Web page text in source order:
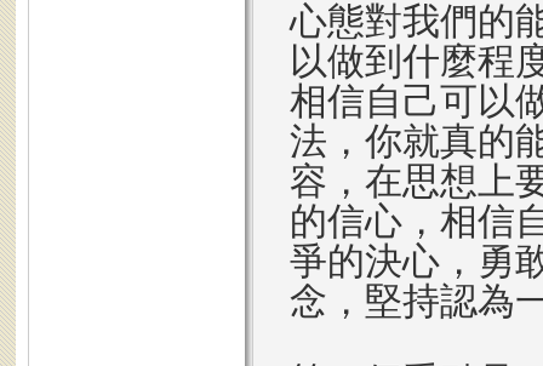
心態對我們的
以做到什麼程
相信自己可以
法，你就真的
容，在思想上
的信心，相信
爭的決心，勇
念，堅持認為